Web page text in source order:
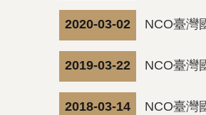
2020-03-02 NCO臺灣
2019-03-22 NCO臺灣
2018-03-14 NCO臺灣